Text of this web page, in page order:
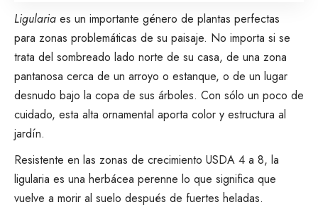
Ligularia es un importante género de plantas perfectas
para zonas problemáticas de su paisaje. No importa si se
trata del sombreado lado norte de su casa, de una zona
pantanosa cerca de un arroyo o estanque, o de un lugar
desnudo bajo la copa de sus árboles. Con sólo un poco de
cuidado, esta alta ornamental aporta color y estructura al
jardín.
Resistente en las zonas de crecimiento USDA 4 a 8, la
ligularia es una herbácea perenne lo que significa que
vuelve a morir al suelo después de fuertes heladas.